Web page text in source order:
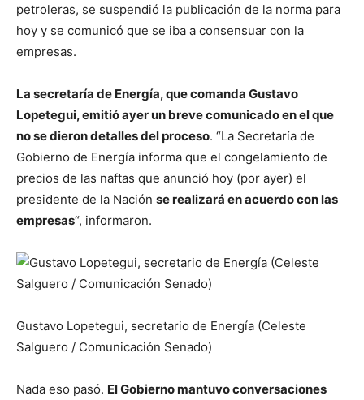
petroleras, se suspendió la publicación de la norma para
hoy y se comunicó que se iba a consensuar con la
empresas.
La secretaría de Energía, que comanda Gustavo
Lopetegui, emitió ayer un breve comunicado en el que
no se dieron detalles del proceso. “La Secretaría de
Gobierno de Energía informa que el congelamiento de
precios de las naftas que anunció hoy (por ayer) el
presidente de la Nación se realizará en acuerdo con las
empresas“, informaron.
Gustavo Lopetegui, secretario de Energía (Celeste
Salguero / Comunicación Senado)
Nada eso pasó. El Gobierno mantuvo conversaciones